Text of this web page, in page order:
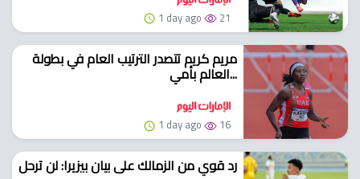
1 day ago 21
مريم كريم تتصدر الترتيب العام في بطولة
العالم بأمي...
1 day ago 16
رد قوي من الزمالك على بيان بيزيرا: لن ترحل